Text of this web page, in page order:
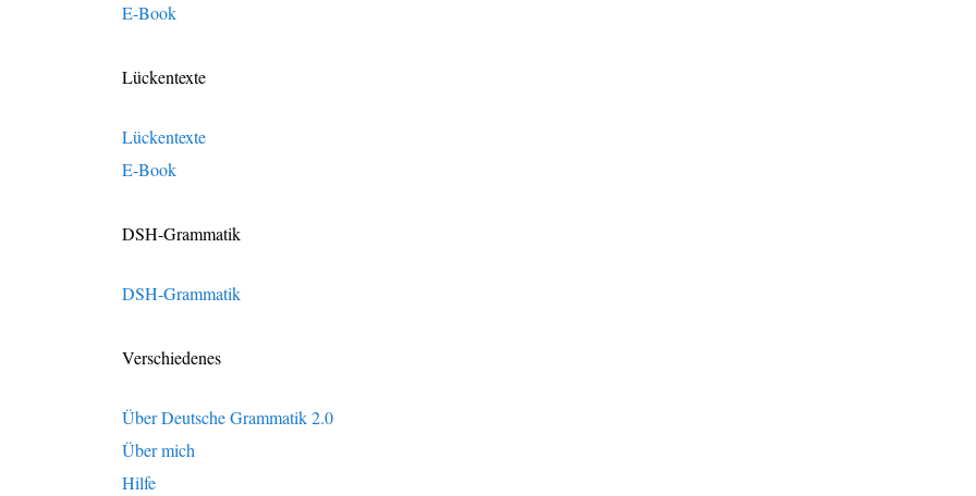
E-Book
Lückentexte
Lückentexte
E-Book
DSH-Grammatik
DSH-Grammatik
Verschiedenes
Über Deutsche Grammatik 2.0
Über mich
Hilfe